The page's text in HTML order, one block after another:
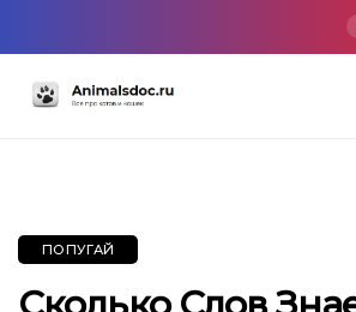
ПОПУГАЙ